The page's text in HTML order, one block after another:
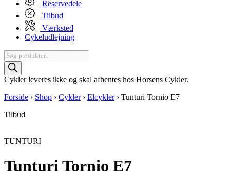
Reservedele
Tilbud
Værksted
Cykeludlejning
Products
search
Cyklerleveres ikke og skal afhentes hos Horsens Cykler.
Forside › Shop › Cykler› Elcykler› Tunturi Tornio E7
Tilbud
TUNTURI
Tunturi Tornio E7